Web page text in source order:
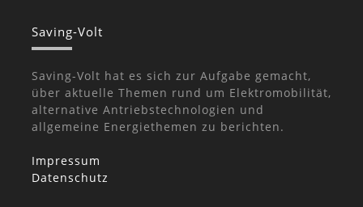
Saving-Volt
Saving-Volt hat es sich zur Aufgabe gemacht,
über aktuelle Themen rund um Elektromobilität,
alternative Antriebstechnologien und
allgemeine Energiethemen zu berichten.
Impressum
Datenschutz